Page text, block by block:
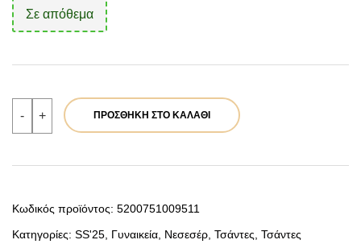
Σε απόθεμα
-
Verde
Γυναικειο
Νεσεσερ
0339
Γαλαζιο
+ ΠΡΟΣΘΉΚΗ ΣΤΟ ΚΑΛΆΘΙ
Κωδικός προϊόντος: 5200751009511
Κατηγορίες: SS'25, Γυναικεία, Νεσεσέρ, Τσάντες, Τσάντες